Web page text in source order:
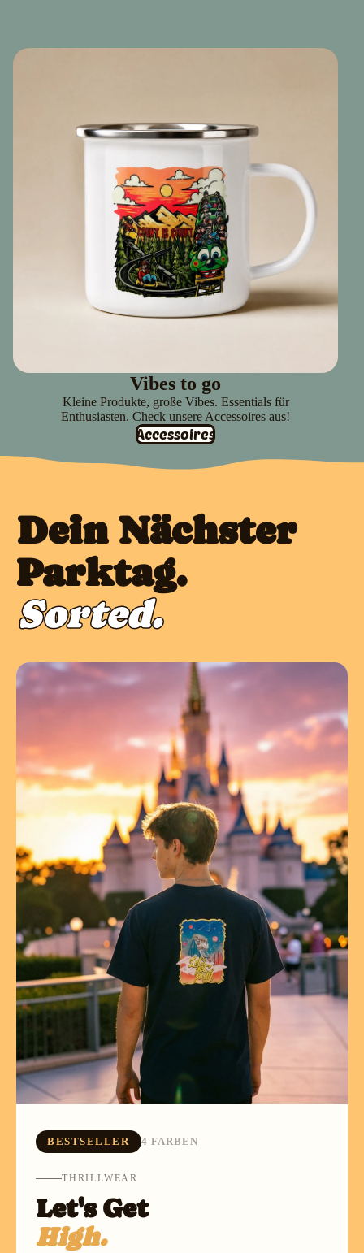
Vibes to go
Kleine Produkte, große Vibes. Essentials für
Enthusiasten. Check unsere Accessoires aus!
Accessoires
Dein Nächster
Parktag.
Sorted.
BESTSELLER 4 FARBEN
THRILLWEAR
Let's Get
High.